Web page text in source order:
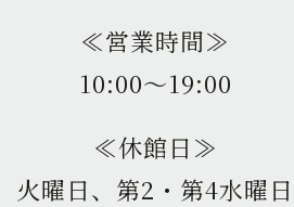
≪営業時間≫
10:00〜19:00
≪休館日≫
火曜日、第2・第4水曜日